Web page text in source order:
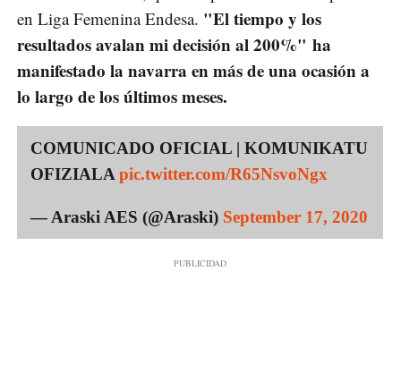
en Liga Femenina Endesa. "El tiempo y los
resultados avalan mi decisión al 200%" ha
manifestado la navarra en más de una ocasión a
lo largo de los últimos meses.
COMUNICADO OFICIAL | KOMUNIKATU
OFIZIALApic.twitter.com/R65NsvoNgx
— Araski AES (@Araski) September 17, 2020